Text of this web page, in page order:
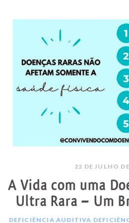
22 DE JULHO
A Vida com uma
Ultra Rara – Um
DEFICIÊNCIA AUDITIVA